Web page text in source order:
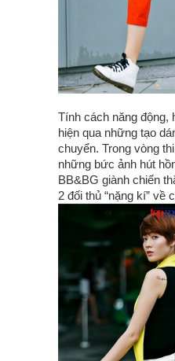
Tính cách năng động,
hiện qua những tạo
chuyển. Trong vòng
những bức ảnh hút
BB&BG giành chiến
2 đối thủ “nặng kí” về